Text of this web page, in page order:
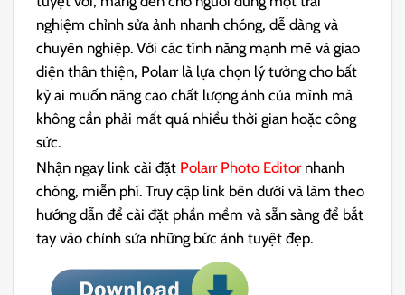
nghiệm chỉnh sửa ảnh nhanh chóng, dễ dàng và
chuyên nghiệp. Với các tính năng mạnh mẽ và giao
diện thân thiện, Polarr là lựa chọn lý tưởng cho bất
kỳ ai muốn nâng cao chất lượng ảnh của mình mà
không cần phải mất quá nhiều thời gian hoặc công
sức.
Nhận ngay link cài đặt Polarr Photo Editornhanh
chóng, miễn phí. Truy cập link bên dưới và làm theo
hướng dẫn để cài đặt phần mềm và sẵn sàng để bắt
tay vào chỉnh sửa những bức ảnh tuyệt đẹp.